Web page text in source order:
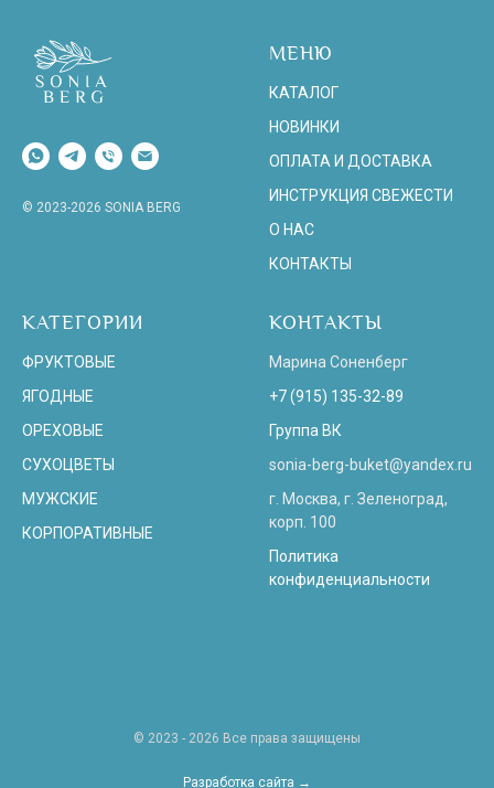
© 2023-2026 SONIA BERG
МЕНЮ
КАТАЛОГ
НОВИНКИ
ОПЛАТА И ДОСТАВКА
ИНСТРУКЦИЯ СВЕЖЕСТИ
О НАС
КОНТАКТЫ
КАТЕГОРИИ
ФРУКТОВЫЕ
ЯГОДНЫЕ
ОРЕХОВЫЕ
СУХОЦВЕТЫ
МУЖСКИЕ
КОРПОРАТИВНЫЕ
КОНТАКТЫ
Марина Соненберг
+7 (915) 135-32-89
Группа ВК
sonia-berg-buket@yandex.ru
г. Москва, г. Зеленоград,
корп. 100
Политика
конфиденциальности
© 2023 - 2026 Все права защищены
Разработка сайта →